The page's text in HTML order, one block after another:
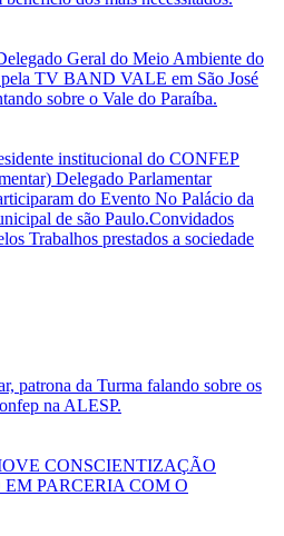
Geral do Meio Ambiente do
TV BAND VALE em São José
sobre o Vale do Paraíba.
institucional do CONFEP
Delegado Parlamentar
do Evento No Palácio da
de são Paulo.Convidados
Trabalhos prestados a sociedade
patrona da Turma falando sobre os
na ALESP.
CONSCIENTIZAÇÃO
PARCERIA COM O